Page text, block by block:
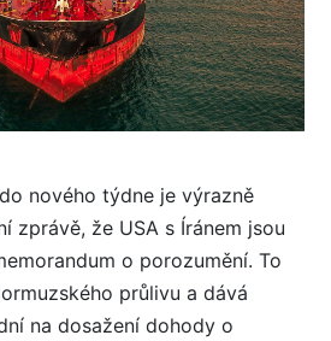
nového týdne je výrazně
zprávě, že USA s Íránem jsou
o porozumění. To
průlivu a dává
na dosažení dohody o